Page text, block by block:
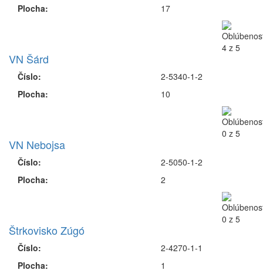
Plocha:
17
VN Šárd
Číslo:
Plocha:
2-5340-1-2
10
VN Nebojsa
Číslo:
Plocha:
2-5050-1-2
2
Štrkovisko Zúgó
Číslo:
Plocha:
2-4270-1-1
1